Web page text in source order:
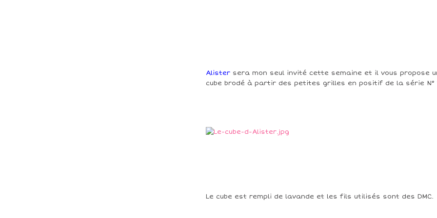
Alister sera mon seul invité cette semaine et il vous propose
cube brodé à partir des petites grilles en positif de la série N°
Le cube est rempli de lavande et les fils utilisés sont des DMC.